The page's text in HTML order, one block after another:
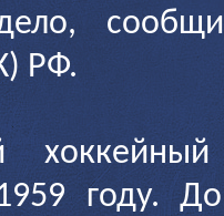
РФ.
году.